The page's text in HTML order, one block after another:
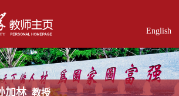
English
加林 教授